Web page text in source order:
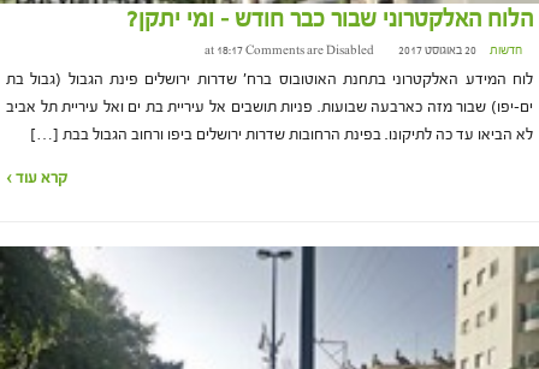
הלוח האלקטרוני שבור כבר חודש – ומי יתקן?
חדשות 20 באוגוסט 2017 at 18:17 Comments are Disabled
לוח המידע האלקטרוני בתחנת האוטובוס ברח' שדרות ירושלים פינת הגבול (גבול בת
ים-יפו) שבור מזה כארבעה שבועות. פניות תושבים אל עיריית בת ים ואל עיריית תל אביב
לא הביאו עד כה לתיקונו. בפינת הרחובות שדרות ירושלים ביפו ורחוב הגבול בבת […]
קרא עוד ›